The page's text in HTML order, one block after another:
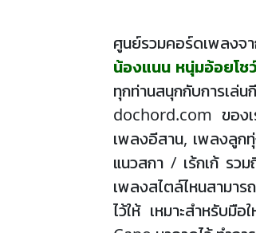
ศูนย์รวมคอร์ดเพลงจ
น้องแนน หนุ่มอ้อยโช
ทุกท่านสนุกกับการเล่
dochord.com ของเ
เพลงอีสาน, เพลงลูก
แนวสกา / เร้กเก้ รว
เพลงสไตล์ไหนสามา
ไว้ให้ เหมาะสำหรับมื